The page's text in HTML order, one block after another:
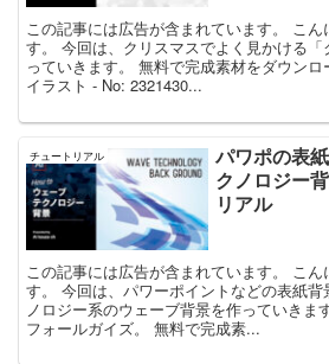
この記事には広告が含まれています。 こ
す。 今回は、クリスマスでよく見かける
っていきます。 無料で完成素材をダウン
イラスト - No: 2321430...
チュートリアル
パワポの表
クノロジー
リアル
この記事には広告が含まれています。 こ
す。 今回は、パワーポイントなどの表紙
ノロジー系のウェーブ背景を作っていきま
フォールガイズ。 無料で完成素...